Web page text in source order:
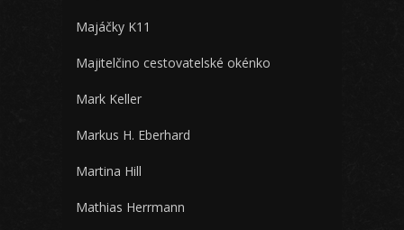
Majáčky K11
Majitelčino cestovatelské okénko
Mark Keller
Markus H. Eberhard
Martina Hill
Mathias Herrmann